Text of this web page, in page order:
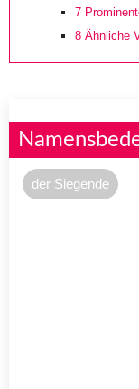
7
8 Ähnliche
der Siegende